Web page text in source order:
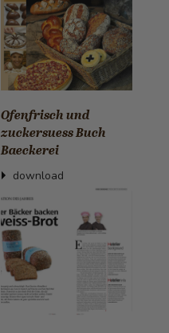
Ofenfrisch und
zuckersuess Buch
Baeckerei
download